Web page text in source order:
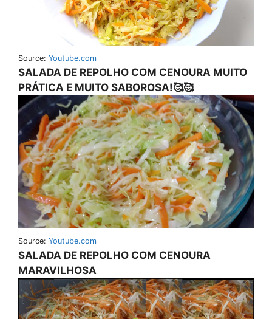
Source: Youtube.com
SALADA DE REPOLHO COM CENOURA MUITO
PRÁTICA E MUITO SABOROSA!🥰🥰
Source: Youtube.com
SALADA DE REPOLHO COM CENOURA
MARAVILHOSA